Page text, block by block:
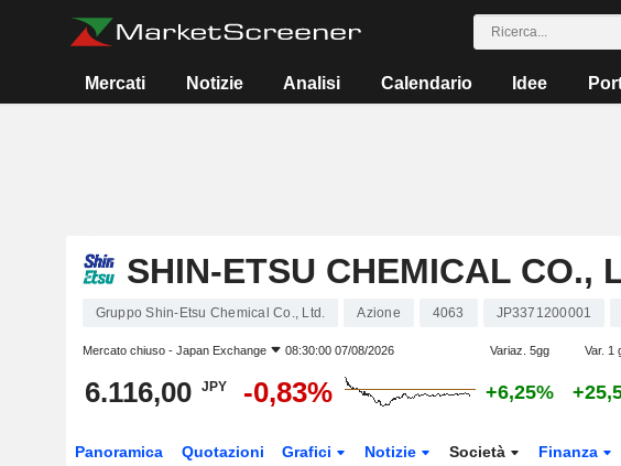
Mercati Notizie Analisi Calendario Idee
SHIN-ETSU CHEMICAL CO.,
Gruppo Shin-Etsu Chemical Co., Ltd. Azione 4063 JP3371200001
Mercato chiuso - Japan Exchange 08:30:00 07/08/2026 Variaz. 5gg Var. 1
6.116,00 JPY -0,83% +6,25%
Panoramica Quotazioni Grafici Notizie Società Finanza